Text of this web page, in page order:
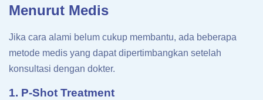
Menurut Medis
Jika cara alami belum cukup membantu, ada beberapa
metode medis yang dapat dipertimbangkan setelah
konsultasi dengan dokter.
1. P-Shot Treatment